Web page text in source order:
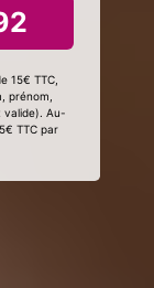
15€ TTC,
prénom,
valide). Au-
TTC par